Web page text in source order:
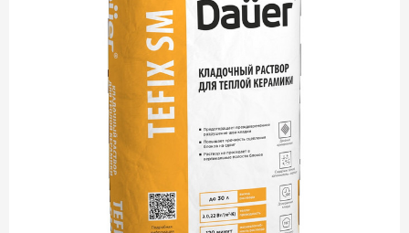
Газобетон (ЕвроАэроБетон)
ПЕРЕЙТИ
Газобетон Аэрок
Газобетон Могилевский
Газосиликат
Газобетон ЛСР
Газобетон Poritep
Газобетон ДСК Грас